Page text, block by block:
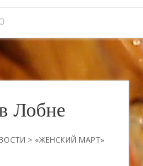
Лобне
> «ЖЕНСКИЙ МАРТ»